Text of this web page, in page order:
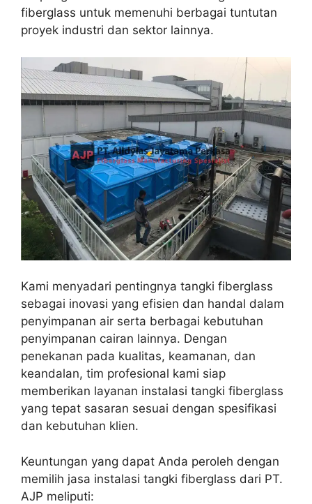
fiberglass untuk memenuhi berbagai tuntutan
proyek industri dan sektor lainnya.
Kami menyadari pentingnya tangki fiberglass
sebagai inovasi yang efisien dan handal dalam
penyimpanan air serta berbagai kebutuhan
penyimpanan cairan lainnya. Dengan
penekanan pada kualitas, keamanan, dan
keandalan, tim profesional kami siap
memberikan layanan instalasi tangki fiberglass
yang tepat sasaran sesuai dengan spesifikasi
dan kebutuhan klien.
Keuntungan yang dapat Anda peroleh dengan
memilih jasa instalasi tangki fiberglass dari PT.
AJP meliputi: